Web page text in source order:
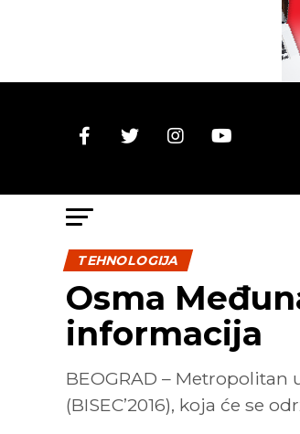
TEHNOLOGIJA
Osma
informacija
BEOGRAD –
(BISEC’2016), koja će se